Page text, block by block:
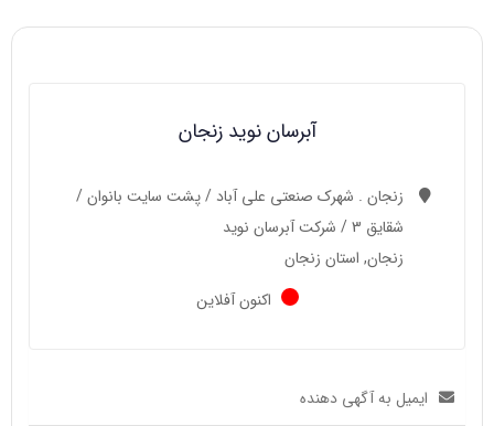
آبرسان نوید زنجان
زنجان . شهرک صنعتی علی آباد / پشت سایت بانوان /
شقایق 3 / شرکت آبرسان نوید
زنجان, استان زنجان
اکنون آفلاین
ایمیل به آگهی دهنده